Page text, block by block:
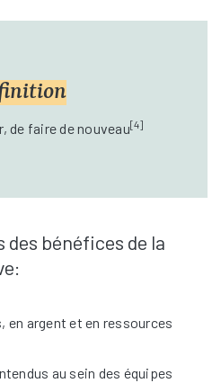
de faire de nouveau[4]
bénéfices de la
en argent et en ressources
au sein des équipes